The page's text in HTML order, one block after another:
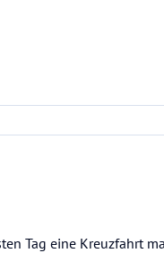
Tag eine Kreuzfahrt